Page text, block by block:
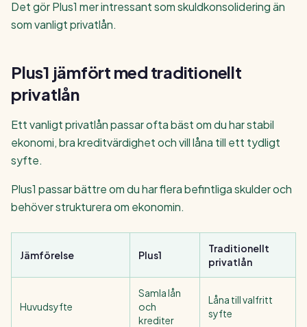
Det gör Plus1 mer intressant som skuldkonsolidering än
som vanligt privatlån.
Plus1 jämfört med traditionellt
privatlån
Ett vanligt privatlån passar ofta bäst om du har stabil
ekonomi, bra kreditvärdighet och vill låna till ett tydligt
syfte.
Plus1 passar bättre om du har flera befintliga skulder och
behöver strukturera om ekonomin.
Jämförelse Plus1
Traditionellt
privatlån
Huvudsyfte
Samla lån
och
krediter
Låna till valfritt
syfte